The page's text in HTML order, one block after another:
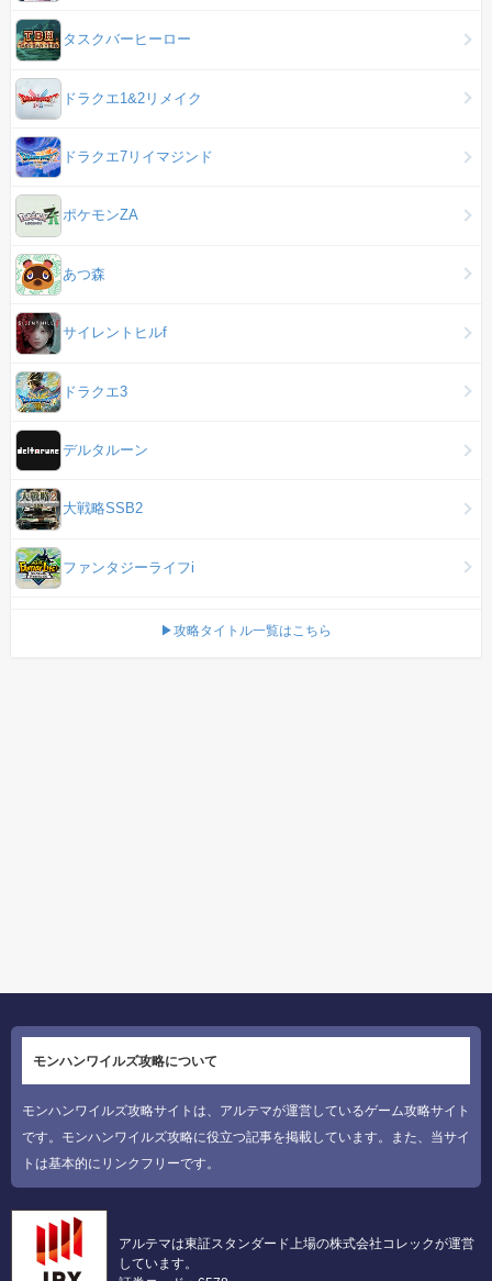
タスクバーヒーロー
ドラクエ1&2リメイク
ドラクエ7リイマジンド
ポケモンZA
あつ森
サイレントヒルf
ドラクエ3
デルタルーン
大戦略SSB2
ファンタジーライフi
▶攻略タイトル一覧はこちら
モンハンワイルズ攻略について
モンハンワイルズ攻略サイトは、アルテマが運営しているゲーム攻略サイト
です。モンハンワイルズ攻略に役立つ記事を掲載しています。また、当サイ
トは基本的にリンクフリーです。
アルテマは東証スタンダード上場の株式会社コレックが運営
しています。